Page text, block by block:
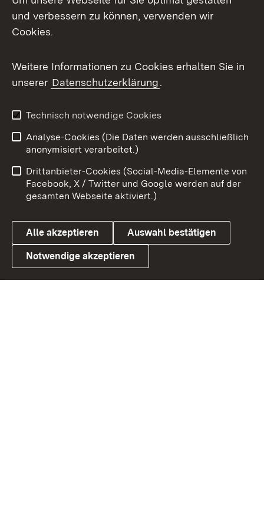
Facebook
X / Twitter
Youtube
Link zum Landesportal
Impressum
Kontakt
Barrierefreiheit
Datenschutz
Cookies
und verbessern zu können, verwenden wir
Cookies.
Weitere Informationen zu Cookies erhalten Sie in
unserer Datenschutzerklärung.
Technisch notwendige Cookies
Analyse-Cookies (Die Daten werden ausschließlich
anonymisiert verarbeitet.)
Drittanbieter-Cookies (Social-Media-Elemente von
Facebook, X / Twitter und Google werden auf der
gesamten Webseite aktiviert.)
Alle akzeptieren Auswahl bestätigen
Notwendige akzeptieren